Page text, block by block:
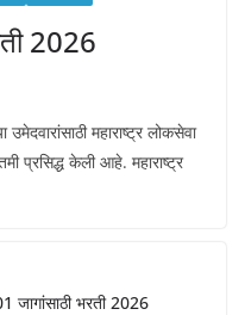
2026
उमेदवारांसाठी महाराष्ट्र लोकसेवा
प्रसिद्ध केली आहे. महाराष्ट्र
जागांसाठी भरती 2026